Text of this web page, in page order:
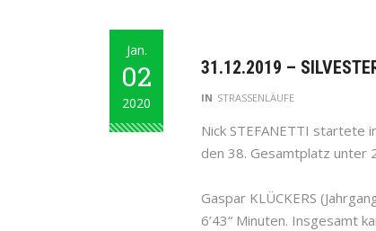
Jan.
02
2020
31.12.2019 –
IN STRASSENLÄUFE
Nick STEFANETTI startete
den 38. Gesamtplatz unter
Gaspar KLÜCKERS
6’43“ Minuten. Insgesamt